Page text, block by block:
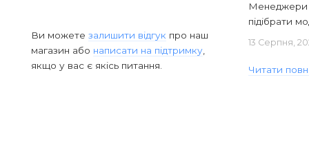
Ви можете залишити відгук про наш
магазин або написати на підтримку,
якщо у вас є якісь питання.
Менеджери
підібрати
13 Серпня,
Читати